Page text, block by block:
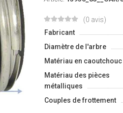
(0 avis)
Fabricant
Diamètre de l'arbre
Matériau en caoutchouc
Matériau des pièces
métalliques
Couples de frottement